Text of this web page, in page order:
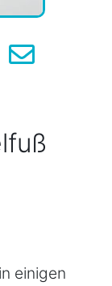
einigen